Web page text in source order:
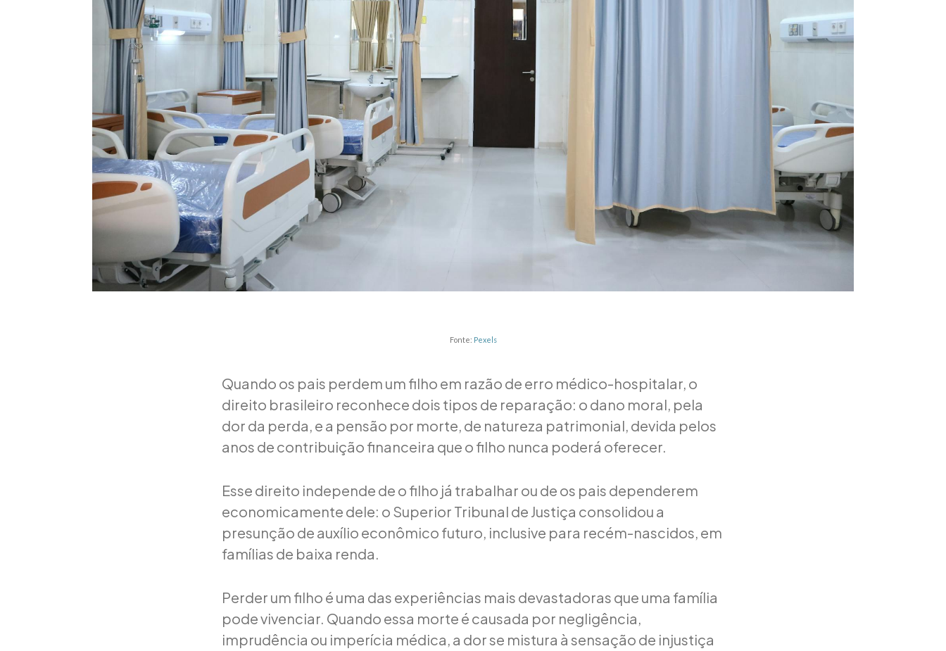
Fonte: Pexels
Quando os pais perdem um filho em razão de erro médico-hospitalar, o
direito brasileiro reconhece dois tipos de reparação: o dano moral, pela
dor da perda, e a pensão por morte, de natureza patrimonial, devida pelos
anos de contribuição financeira que o filho nunca poderá oferecer.
Esse direito independe de o filho já trabalhar ou de os pais dependerem
economicamente dele: o Superior Tribunal de Justiça consolidou a
presunção de auxílio econômico futuro, inclusive para recém-nascidos, em
famílias de baixa renda.
Perder um filho é uma das experiências mais devastadoras que uma família
pode vivenciar. Quando essa morte é causada por negligência,
imprudência ou imperícia médica, a dor se mistura à sensação de injustiça